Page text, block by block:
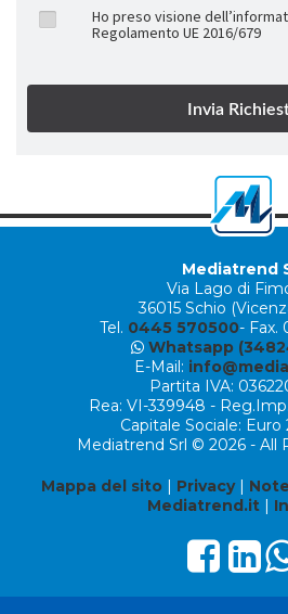
Ho preso visione
Regolamento UE 2016/679
Mediatrend
Via Lago di
36015 Schio
Tel. 0445 570500- Fax.
Whatsapp
E-Mail:
Partita IVA:
Rea: VI-339948 -
Capitale Sociale:
Mediatrend Srl © 2026 - All
Mappa del sito | Privacy|
Mediatrend.it |